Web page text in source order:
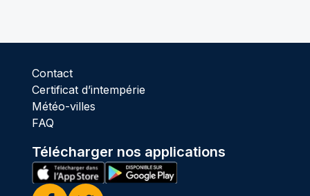
Contact
Certificat d’intempérie
Météo-villes
FAQ
Télécharger nos applications